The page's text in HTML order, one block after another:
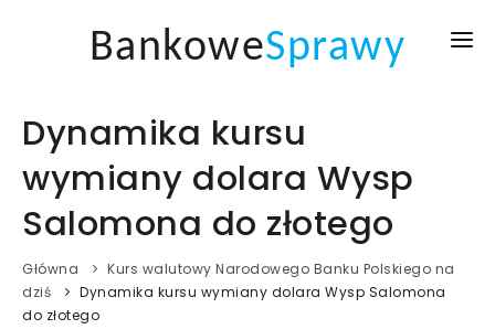
BankoweSprawy
KREDYTY I POŻYCZKI
KURSY WALUT
AKTUALNOŚCI
BLOG
Dynamika kursu
wymiany dolara Wysp
Salomona do złotego
Główna
Kurs walutowy Narodowego Banku Polskiego na
dziś
Dynamika kursu wymiany dolara Wysp Salomona
do złotego